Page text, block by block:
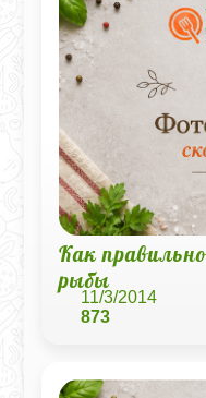
Как
рыбы
11/3/2014
873